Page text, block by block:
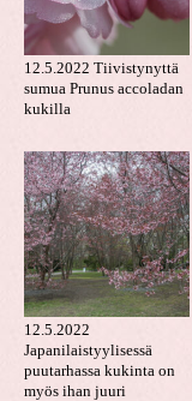
12.5.2022 Tiivistynyttä
sumua Prunus accoladan
kukilla
12.5.2022
Japanilaistyylisessä
puutarhassa kukinta on
myös ihan juuri